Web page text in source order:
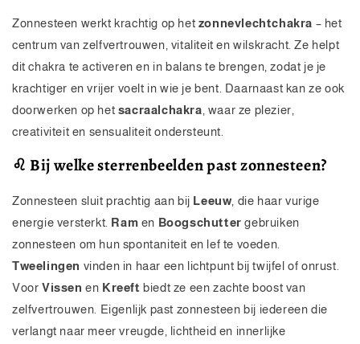
Zonnesteen werkt krachtig op het zonnevlechtchakra – het
centrum van zelfvertrouwen, vitaliteit en wilskracht. Ze helpt
dit chakra te activeren en in balans te brengen, zodat je je
krachtiger en vrijer voelt in wie je bent. Daarnaast kan ze ook
doorwerken op het sacraalchakra , waar ze plezier,
creativiteit en sensualiteit ondersteunt.
♌ Bij welke sterrenbeelden past zonnesteen?
Zonnesteen sluit prachtig aan bij Leeuw, die haar vurige
energie versterkt. Ram en Boogschutter gebruiken
zonnesteen om hun spontaniteit en lef te voeden.
Tweelingen vinden in haar een lichtpunt bij twijfel of onrust.
Voor Vissen en Kreeft biedt ze een zachte boost van
zelfvertrouwen. Eigenlijk past zonnesteen bij iedereen die
verlangt naar meer vreugde, lichtheid en innerlijke